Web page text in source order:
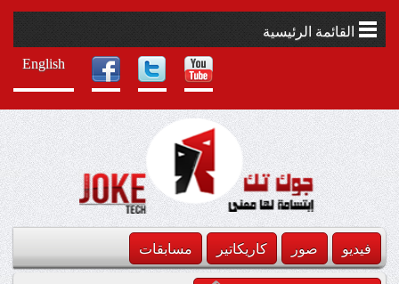
القائمة الرئيسية
English
فيديو صور كاريكاتير مسابقات